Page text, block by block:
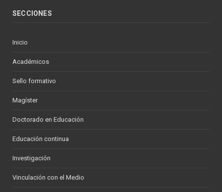
SECCIONES
Inicio
Académicos
Sello formativo
Magíster
Doctorado en Educación
Educación continua
Investigación
Vinculación con el Medio